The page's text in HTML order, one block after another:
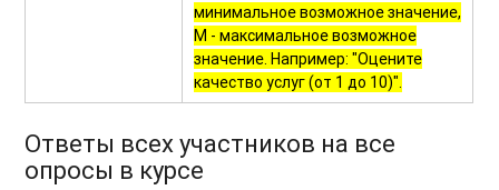
минимальное возможное значение,
M - максимальное возможное
значение. Например: "Оцените
качество услуг (от 1 до 10)".
Ответы всех участников на все
опросы в курсе